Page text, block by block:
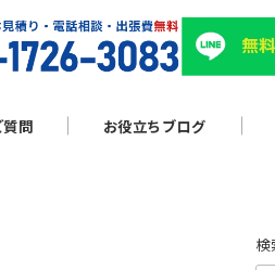
問 お役立ちブログ
検